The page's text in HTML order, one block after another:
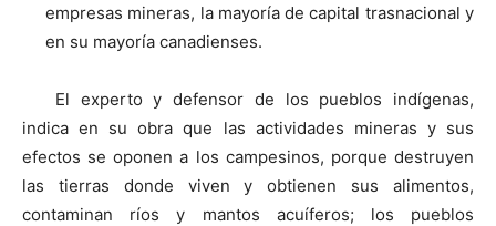
empresas mineras, la mayoría de capital trasnacional y
en su mayoría canadienses.
El experto y defensor de los pueblos indígenas,
indica en su obra que las actividades mineras y sus
efectos se oponen a los campesinos, porque destruyen
las tierras donde viven y obtienen sus alimentos,
contaminan ríos y mantos acuíferos; los pueblos